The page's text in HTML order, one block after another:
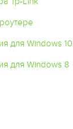
для Windows 10
для Windows 8